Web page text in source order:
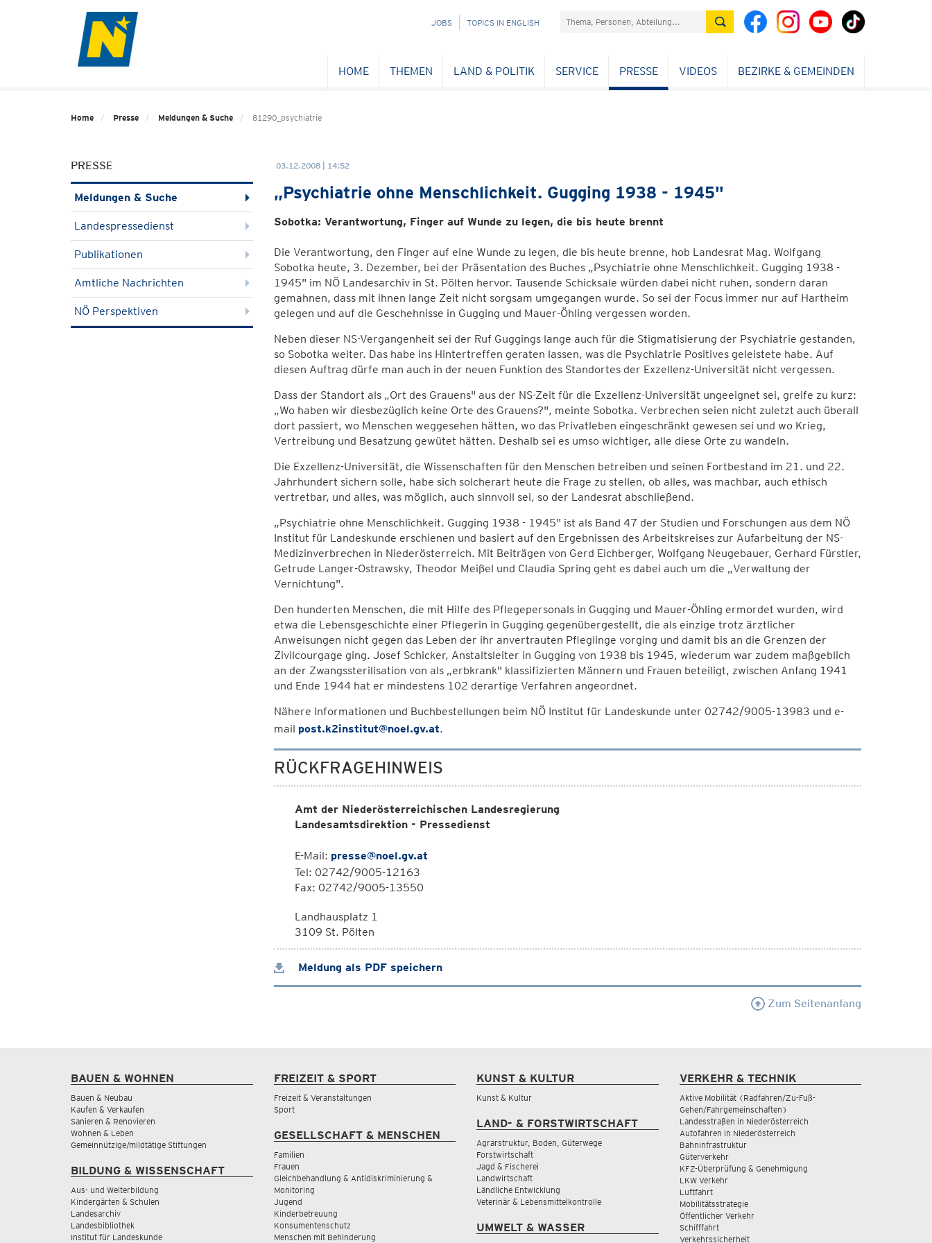
NAVIGATION
JOBS TOPICS IN ENGLISH Suchefeld
HOME THEMEN LAND & POLITIK SERVICE PRESSE VIDEOS BEZIRKE & GEMEINDEN
Home Presse Meldungen & Suche 81290_psychiatrie
PRESSE
Meldungen & Suche
Landespressedienst
Publikationen
Amtliche Nachrichten
NÖ Perspektiven
03.12.2008 | 14:52
„Psychiatrie ohne Menschlichkeit. Gugging 1938 - 1945"
Sobotka: Verantwortung, Finger auf Wunde zu legen, die bis heute brennt
Die Verantwortung, den Finger auf eine Wunde zu legen, die bis heute brenne, hob Landesrat Mag. Wolfgang
Sobotka heute, 3. Dezember, bei der Präsentation des Buches „Psychiatrie ohne Menschlichkeit. Gugging 1938 -
1945" im NÖ Landesarchiv in St. Pölten hervor. Tausende Schicksale würden dabei nicht ruhen, sondern daran
gemahnen, dass mit ihnen lange Zeit nicht sorgsam umgegangen wurde. So sei der Focus immer nur auf Hartheim
gelegen und auf die Geschehnisse in Gugging und Mauer-Öhling vergessen worden.
Neben dieser NS-Vergangenheit sei der Ruf Guggings lange auch für die Stigmatisierung der Psychiatrie gestanden,
so Sobotka weiter. Das habe ins Hintertreffen geraten lassen, was die Psychiatrie Positives geleistete habe. Auf
diesen Auftrag dürfe man auch in der neuen Funktion des Standortes der Exzellenz-Universität nicht vergessen.
Dass der Standort als „Ort des Grauens" aus der NS-Zeit für die Exzellenz-Universität ungeeignet sei, greife zu kurz:
„Wo haben wir diesbezüglich keine Orte des Grauens?", meinte Sobotka. Verbrechen seien nicht zuletzt auch überall
dort passiert, wo Menschen weggesehen hätten, wo das Privatleben eingeschränkt gewesen sei und wo Krieg,
Vertreibung und Besatzung gewütet hätten. Deshalb sei es umso wichtiger, alle diese Orte zu wandeln.
Die Exzellenz-Universität, die Wissenschaften für den Menschen betreiben und seinen Fortbestand im 21. und 22.
Jahrhundert sichern solle, habe sich solcherart heute die Frage zu stellen, ob alles, was machbar, auch ethisch
vertretbar, und alles, was möglich, auch sinnvoll sei, so der Landesrat abschließend.
„Psychiatrie ohne Menschlichkeit. Gugging 1938 - 1945" ist als Band 47 der Studien und Forschungen aus dem NÖ
Institut für Landeskunde erschienen und basiert auf den Ergebnissen des Arbeitskreises zur Aufarbeitung der NS-
Medizinverbrechen in Niederösterreich. Mit Beiträgen von Gerd Eichberger, Wolfgang Neugebauer, Gerhard Fürstler,
Getrude Langer-Ostrawsky, Theodor Meißel und Claudia Spring geht es dabei auch um die „Verwaltung der
Vernichtung".
Den hunderten Menschen, die mit Hilfe des Pflegepersonals in Gugging und Mauer-Öhling ermordet wurden, wird
etwa die Lebensgeschichte einer Pflegerin in Gugging gegenübergestellt, die als einzige trotz ärztlicher
Anweisungen nicht gegen das Leben der ihr anvertrauten Pfleglinge vorging und damit bis an die Grenzen der
Zivilcourgage ging. Josef Schicker, Anstaltsleiter in Gugging von 1938 bis 1945, wiederum war zudem maßgeblich
an der Zwangssterilisation von als „erbkrank" klassifizierten Männern und Frauen beteiligt, zwischen Anfang 1941
und Ende 1944 hat er mindestens 102 derartige Verfahren angeordnet.
Nähere Informationen und Buchbestellungen beim NÖ Institut für Landeskunde unter 02742/9005-13983 und e-
mail post.k2institut@noel.gv.at.
RÜCKFRAGEHINWEIS
Amt der Niederösterreichischen Landesregierung
Landesamtsdirektion - Pressedienst
E-Mail: presse@noel.gv.at
Tel: 02742/9005-12163
Fax: 02742/9005-13550
Landhausplatz 1
3109 St. Pölten
Meldung als PDF speichern
Zum Seitenanfang
BAUEN & WOHNEN
Bauen & Neubau
Kaufen & Verkaufen
Sanieren & Renovieren
Wohnen & Leben
Gemeinnützige/mildtätige Stiftungen
BILDUNG & WISSENSCHAFT
Aus- und Weiterbildung
Kindergärten & Schulen
Landesarchiv
Landesbibliothek
Institut für Landeskunde
FREIZEIT & SPORT
Freizeit & Veranstaltungen
Sport
GESELLSCHAFT & MENSCHEN
Familien
Frauen
Gleichbehandlung & Antidiskriminierung &
Monitoring
Jugend
Kinderbetreuung
Konsumentenschutz
Menschen mit Behinderung
KUNST & KULTUR
Kunst & Kultur
LAND- & FORSTWIRTSCHAFT
Agrarstruktur, Boden, Güterwege
Forstwirtschaft
Jagd & Fischerei
Landwirtschaft
Ländliche Entwicklung
Veterinär & Lebensmittelkontrolle
UMWELT & WASSER
VERKEHR & TECHNIK
Aktive Mobilität (Radfahren/Zu-Fuß-
Gehen/Fahrgemeinschaften)
Landesstraßen in Niederösterreich
Autofahren in Niederösterreich
Bahninfrastruktur
Güterverkehr
KFZ-Überprüfung & Genehmigung
LKW Verkehr
Luftfahrt
Mobilitätsstrategie
Öffentlicher Verkehr
Schifffahrt
Verkehrssicherheit